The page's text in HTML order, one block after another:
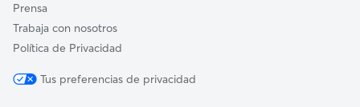
Prensa
Trabaja con nosotros
Política de Privacidad
Tus preferencias de privacidad